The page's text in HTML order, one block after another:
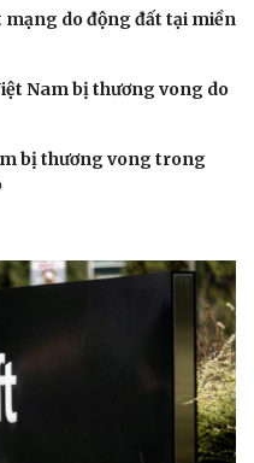
do động đất tại miền
Nam bị thương vong do
bị thương vong trong